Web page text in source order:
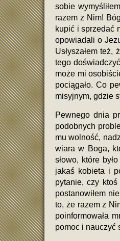
sobie
razem z Nim!
kupić i sprzedać
opowiadali o
Usłyszałem
tego
może mi
pociągało. Co
misyjnym, gdzie
Pewnego dnia
podobnych
mu wolność,
wiara w Boga,
słowo, które
jakaś kobieta i
pytanie, czy
postanowiłem
to, że razem z
poinformowała
pomoc i nauczyć